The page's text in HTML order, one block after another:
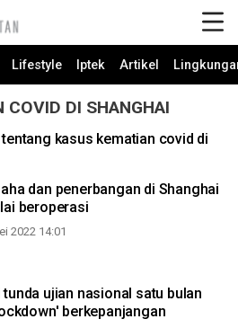
Lifestyle Iptek Artikel
COVID DI SHANGHAI
kasus kematian covid di
dan penerbangan di Shanghai
beroperasi
2022 14:01
tunda ujian nasional satu bulan
berkepanjangan